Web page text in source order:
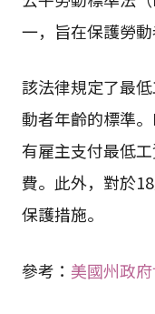
一，旨在保護勞動
該法律規定了最
動者年齡的標準
有雇主支付最低
費。此外，對於
保護措施。
參考： 美國州政